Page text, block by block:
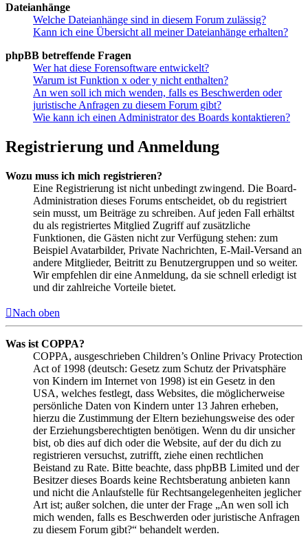
Dateianhänge
Welche Dateianhänge sind in diesem Forum zulässig?
Kann ich eine Übersicht all meiner Dateianhänge erhalten?
phpBB betreffende Fragen
Wer hat diese Forensoftware entwickelt?
Warum ist Funktion x oder y nicht enthalten?
An wen soll ich mich wenden, falls es Beschwerden oder
juristische Anfragen zu diesem Forum gibt?
Wie kann ich einen Administrator des Boards kontaktieren?
Registrierung und Anmeldung
Wozu muss ich mich registrieren?
Eine Registrierung ist nicht unbedingt zwingend. Die Board-
Administration dieses Forums entscheidet, ob du registriert
sein musst, um Beiträge zu schreiben. Auf jeden Fall erhältst
du als registriertes Mitglied Zugriff auf zusätzliche
Funktionen, die Gästen nicht zur Verfügung stehen: zum
Beispiel Avatarbilder, Private Nachrichten, E-Mail-Versand an
andere Mitglieder, Beitritt zu Benutzergruppen und so weiter.
Wir empfehlen dir eine Anmeldung, da sie schnell erledigt ist
und dir zahlreiche Vorteile bietet.
Nach oben
Was ist COPPA?
COPPA, ausgeschrieben Children’s Online Privacy Protection
Act of 1998 (deutsch: Gesetz zum Schutz der Privatsphäre
von Kindern im Internet von 1998) ist ein Gesetz in den
USA, welches festlegt, dass Websites, die möglicherweise
persönliche Daten von Kindern unter 13 Jahren erheben,
hierzu die Zustimmung der Eltern beziehungsweise des oder
der Erziehungsberechtigten benötigen. Wenn du dir unsicher
bist, ob dies auf dich oder die Website, auf der du dich zu
registrieren versuchst, zutrifft, ziehe einen rechtlichen
Beistand zu Rate. Bitte beachte, dass phpBB Limited und der
Besitzer dieses Boards keine Rechtsberatung anbieten kann
und nicht die Anlaufstelle für Rechtsangelegenheiten jeglicher
Art ist; außer solchen, die unter der Frage „An wen soll ich
mich wenden, falls es Beschwerden oder juristische Anfragen
zu diesem Forum gibt?“ behandelt werden.